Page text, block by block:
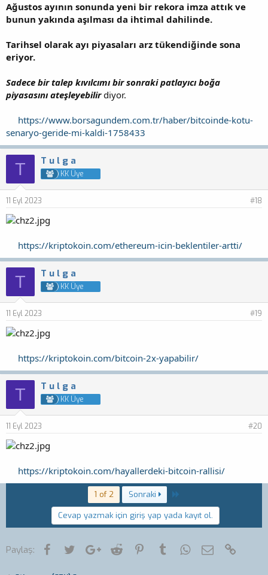
Ağustos ayının sonunda yeni bir rekora imza attık ve
bunun yakında aşılması da ihtimal dahilinde.
Tarihsel olarak ayı piyasaları arz tükendiğinde sona
eriyor.
Sadece bir talep kıvılcımı bir sonraki patlayıcı boğa
piyasasını ateşleyebilirdiyor.
https://www.borsagundem.com.tr/haber/bitcoinde-kotu-
senaryo-geride-mi-kaldi-1758433
T T u l g a
KK Üye
11 Eyl 2023 #18
https://kriptokoin.com/ethereum-icin-beklentiler-artti/
T T u l g a
KK Üye
11 Eyl 2023 #19
https://kriptokoin.com/bitcoin-2x-yapabilir/
T T u l g a
KK Üye
11 Eyl 2023 #20
https://kriptokoin.com/hayallerdeki-bitcoin-rallisi/
1 of 2 Sonraki
Cevap yazmak için giriş yap yada kayıt ol.
Paylaş: FacebookTwitterGoogle+
Reddit PinterestTumblrWhatsApp
E-posta